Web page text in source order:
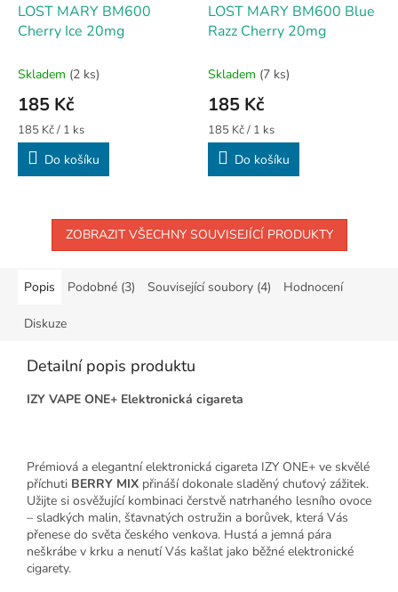
LOST MARY BM600
Cherry Ice 20mg
Skladem (2 ks)
185 Kč
Měrná
cena:
185 Kč / 1 ks
Do košíku
LOST MARY BM600 Blue
Razz Cherry 20mg
Skladem (7 ks)
185 Kč
Měrná
cena:
185 Kč / 1 ks
Do košíku
ZOBRAZIT VŠECHNY SOUVISEJÍCÍ PRODUKTY
Popis Podobné (3) Související soubory (4) Hodnocení
Diskuze
Detailní popis produktu
IZY VAPE ONE+ Elektronická cigareta
Prémiová a elegantní elektronická cigareta IZY ONE+ ve skvělé
příchuti BERRY MIX přináší dokonale sladěný chuťový zážitek.
Užijte si osvěžující kombinaci čerstvě natrhaného lesního ovoce
– sladkých malin, šťavnatých ostružin a borůvek, která Vás
přenese do světa českého venkova. Hustá a jemná pára
neškrábe v krku a nenutí Vás kašlat jako běžné elektronické
cigarety.